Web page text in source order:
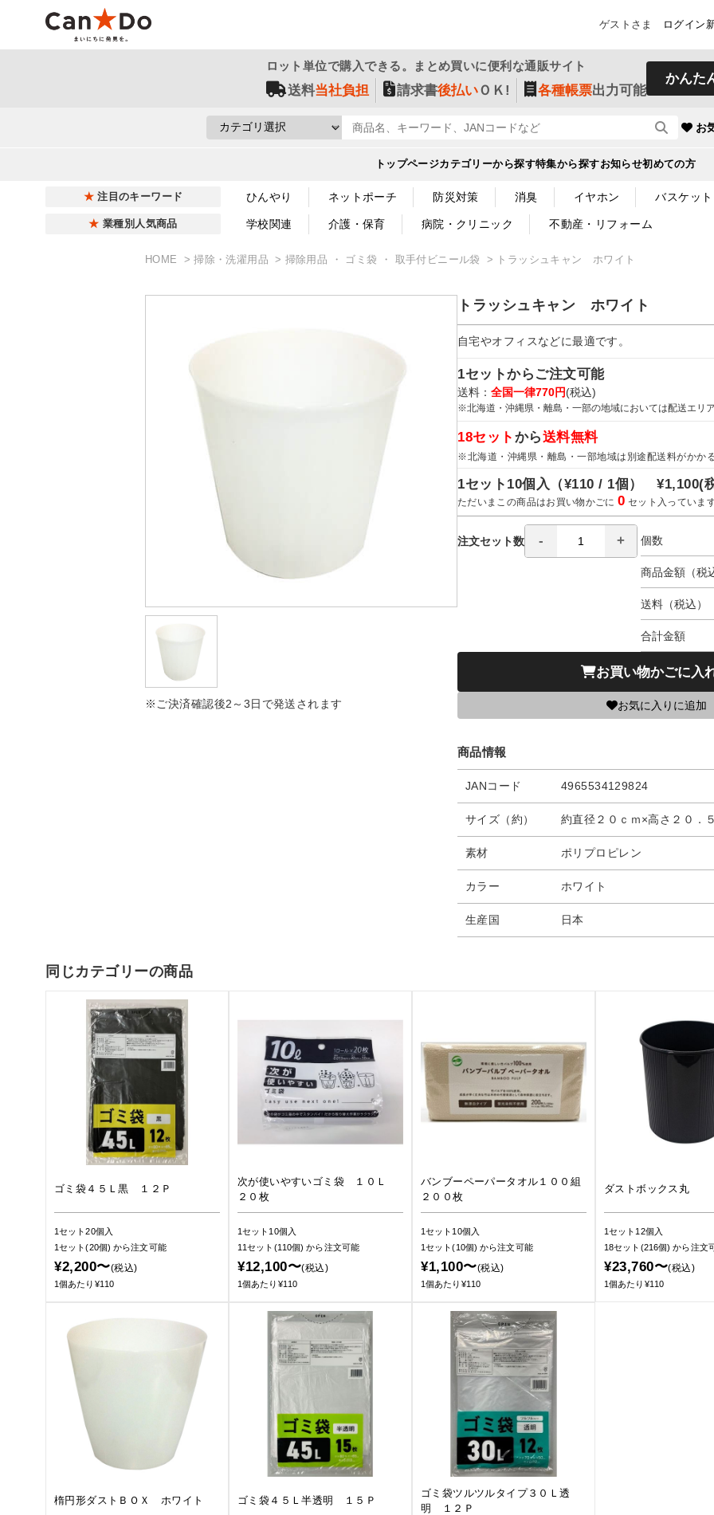
ゲストさま ログイン
ロット単位で購入できる。まとめ買いに便利な通販サイト
送料当社負担 請求書後払いＯＫ! 各種帳票出力可能
かんた
お
トップページカテゴリーから探す特集から探すお知らせ初めての方
注目のキーワード ひんやり ネットポーチ 防災対策 消臭 イヤホン バスケット
業種別人気商品 学校関連 介護・保育 病院・クリニック 不動産・リフォーム
HOME 掃除・洗濯用品 掃除用品 ・ ゴミ袋 ・ 取手付ビニール袋 トラッシュキャン ホワイト
※ご決済確認後2～3日で発送されます
トラッシュキャン ホワイト
自宅やオフィスなどに最適です。
1セットからご注文可能
送料： 全国一律770円(税込)
※北海道・沖縄県・離島・一部の地域においては配送エリ
18セット から送料無料
※北海道・沖縄県・離島・一部地域は別途配送料がかか
1セット10個入（¥110 / 1個）¥1,100(
ただいまこの商品はお買い物かごに0 セット入っていま
注文セット数 個数
商品金額（税
送料（税込）
合計金額
お買い物かごに入
お気に入りに追加
商品情報
JANコード 4965534129824
サイズ（約） 約直径２０ｃｍ×高さ２０．
素材 ポリプロピレン
カラー ホワイト
生産国 日本
同じカテゴリーの商品
ゴミ袋４５Ｌ黒 １２Ｐ
1セット20個入
1セット(20個)から注文可能
¥2,200〜(税込)
1個あたり¥110
次が使いやすいゴミ袋 １０Ｌ
２０枚
1セット10個入
11セット(110個)から注文可能
¥12,100〜(税込)
1個あたり¥110
バンブーペーパータオル１００組
２００枚
1セット10個入
1セット(10個)から注文可能
¥1,100〜(税込)
1個あたり¥110
ダストボックス丸
1セット12個入
18セット(216個)から注文
¥23,760〜(税込)
1個あたり¥110
楕円形ダストＢＯＸ ホワイト ゴミ袋４５Ｌ半透明 １５Ｐ
ゴミ袋ツルツルタイプ３０Ｌ透
明 １２Ｐ